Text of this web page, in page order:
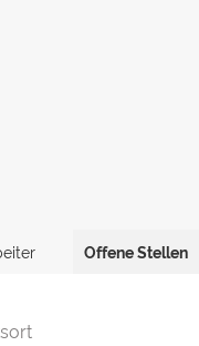
Offene Stellen